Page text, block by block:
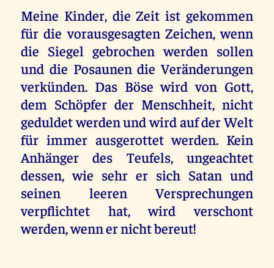
Meine Kinder, die Zeit ist gekommen
für die vorausgesagten Zeichen, wenn
die Siegel gebrochen werden sollen
und die Posaunen die Veränderungen
verkünden. Das Böse wird von Gott,
dem Schöpfer der Menschheit, nicht
geduldet werden und wird auf der Welt
für immer ausgerottet werden. Kein
Anhänger des Teufels, ungeachtet
dessen, wie sehr er sich Satan und
seinen leeren Versprechungen
verpflichtet hat, wird verschont
werden, wenn er nicht bereut!